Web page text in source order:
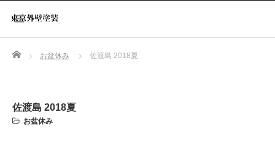
Home お盆休み 佐渡島 2018夏
佐渡島 2018夏
お盆休み